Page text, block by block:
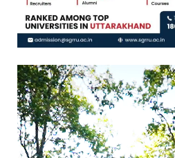
Video
Player